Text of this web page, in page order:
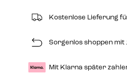
Kostenlose Lieferung
Sorgenlos shoppen mit
Mit Klarna später